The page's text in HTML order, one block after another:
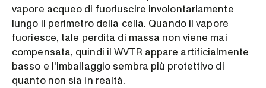
vapore acqueo di fuoriuscire involontariamente
lungo il perimetro della cella. Quando il vapore
fuoriesce, tale perdita di massa non viene mai
compensata, quindi il WVTR appare artificialmente
basso e l'imballaggio sembra più protettivo di
quanto non sia in realtà.